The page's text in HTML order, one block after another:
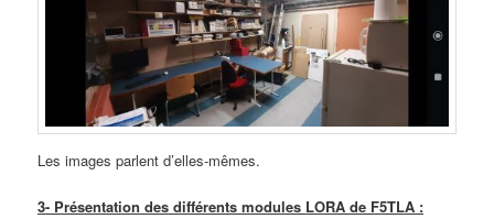
Les images parlent d’elles-mêmes.
3- Présentation des différents modules LORA de F5TLA :